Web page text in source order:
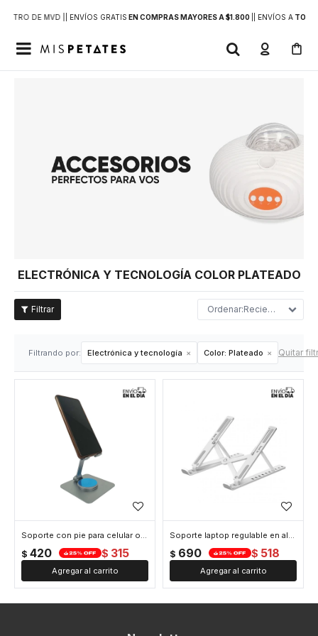
DE MVD | | ENVÍOS GRATIS EN COMPRAS MAYORES A $1.800 | ENVÍOS ATODO

ELECTRÓNICA Y TECNOLOGÍA COLOR PLATEADO
Recientes
Filtrando por: Electrónica y tecnología Color: Plateado Quitar
Soporte con pie para celular o tablet - Plateado
$ 420 $ 315
Soporte laptop regulable en altura de aluminio - Plateado
$ 690 $ 518